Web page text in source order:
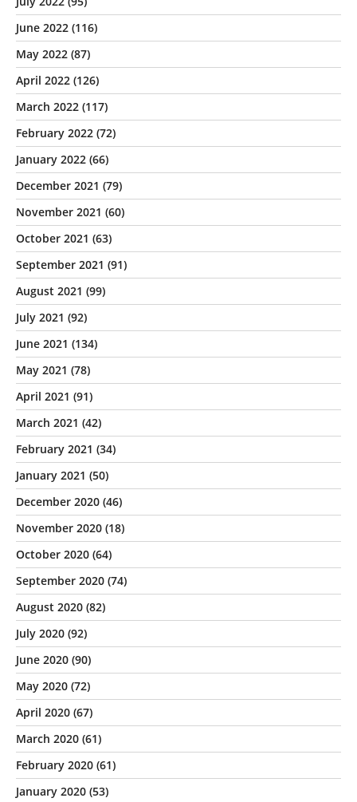
June 2022 (116)
May 2022 (87)
April 2022 (126)
March 2022 (117)
February 2022 (72)
January 2022 (66)
December 2021 (79)
November 2021 (60)
October 2021 (63)
September 2021 (91)
August 2021 (99)
July 2021 (92)
June 2021 (134)
May 2021 (78)
April 2021 (91)
March 2021 (42)
February 2021 (34)
January 2021 (50)
December 2020 (46)
November 2020 (18)
October 2020 (64)
September 2020 (74)
August 2020 (82)
July 2020 (92)
June 2020 (90)
May 2020 (72)
April 2020 (67)
March 2020 (61)
February 2020 (61)
January 2020 (53)